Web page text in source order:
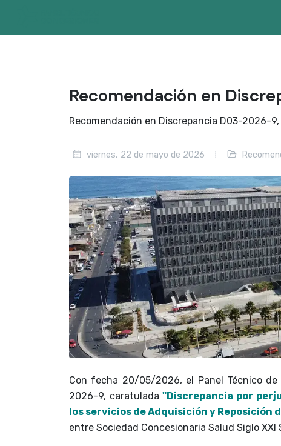
Recomendación en
Recomendación en Discrepancia D03-2026-
viernes, 22 de mayo de 2026
Con fecha 20/05/2026, el Panel Técnico de
2026-9, caratulada "Discrepancia por
los servicios de Adquisición y Reposición
entre Sociedad Concesionaria Salud Siglo XXI